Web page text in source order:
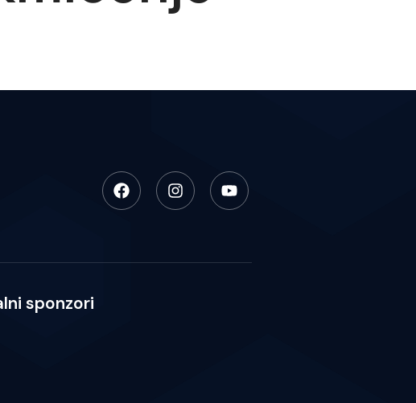
sponzori